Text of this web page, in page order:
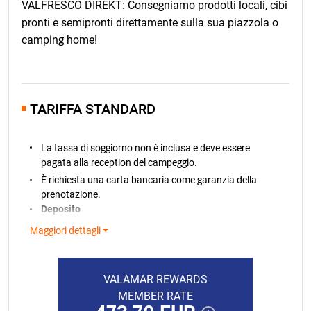
prenotazioni nel 2027, la clausola relativa alle variazioni
di prezzo farà riferimento a un confronto con l'indice
cumulativo del tasso di inflazione mensile di marzo
VALFRESCO DIREKT: Consegniamo prodotti locali, cibi
pronti e semipronti direttamente sulla sua piazzola o
camping home!
TARIFFA STANDARD
La tassa di soggiorno non è inclusa e deve essere
pagata alla reception del campeggio.
È richiesta una carta bancaria come garanzia della
prenotazione.
Deposito
Per tutte le prenotazioni delle piazzole è richiesto un
deposito di 100 €
necessario versare un deposito pari all’importo del
soggiorno stesso. Se viene prenotato
Maggiori dettagli
VALAMAR REWARDS
MEMBER RATE